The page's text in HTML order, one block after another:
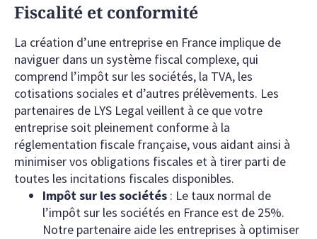
Fiscalité et conformité
La création d’une entreprise en France implique de
naviguer dans un système fiscal complexe, qui
comprend l’impôt sur les sociétés, la TVA, les
cotisations sociales et d’autres prélèvements. Les
partenaires de LYS Legal veillent à ce que votre
entreprise soit pleinement conforme à la
réglementation fiscale française, vous aidant ainsi à
minimiser vos obligations fiscales et à tirer parti de
toutes les incitations fiscales disponibles.
Impôt sur les sociétés : Le taux normal de
l’impôt sur les sociétés en France est de 25%.
Notre partenaire aide les entreprises à optimiser